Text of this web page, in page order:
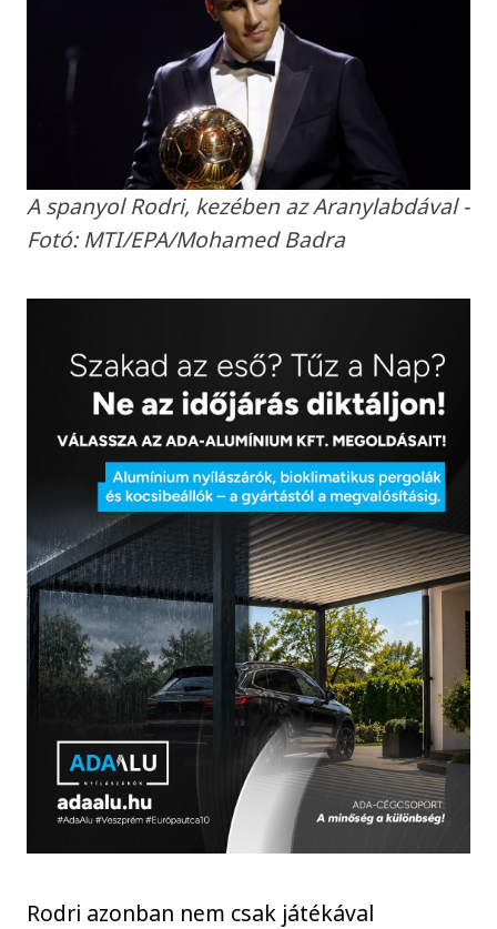
A spanyol Rodri, kezében az Aranylabdával -
Fotó: MTI/EPA/Mohamed Badra
Rodri azonban nem csak játékával